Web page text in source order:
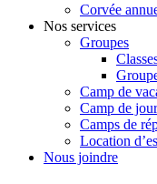
Corvée
Nos services
Groupes
Camp de
Camp de jour
Camps de
Location
Nous joindre